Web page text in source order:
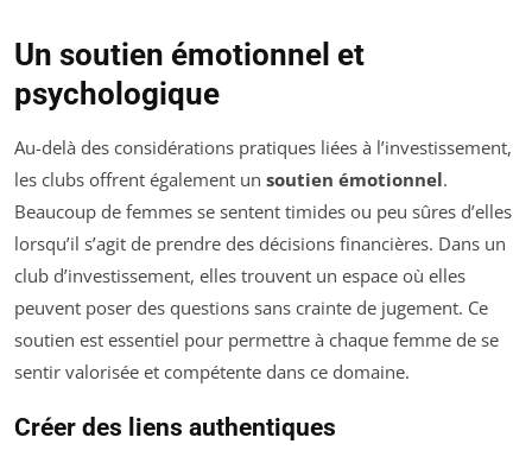
Un soutien émotionnel et
psychologique
Au-delà des considérations pratiques liées à l’investissement,
les clubs offrent également un soutien émotionnel.
Beaucoup de femmes se sentent timides ou peu sûres d’elles
lorsqu’il s’agit de prendre des décisions financières. Dans un
club d’investissement, elles trouvent un espace où elles
peuvent poser des questions sans crainte de jugement. Ce
soutien est essentiel pour permettre à chaque femme de se
sentir valorisée et compétente dans ce domaine.
Créer des liens authentiques